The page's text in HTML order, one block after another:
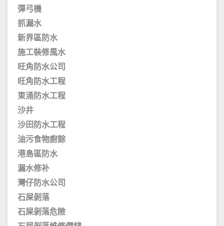
彈弓機
抓漏水
新界區防水
施工裝修風水
旺角防水公司
旺角防水工程
東涌防水工程
沙井
沙田防水工程
油污食物廚餘
港島區防水
漏水修补
灣仔防水公司
石屎剝落
石屎剝落危險